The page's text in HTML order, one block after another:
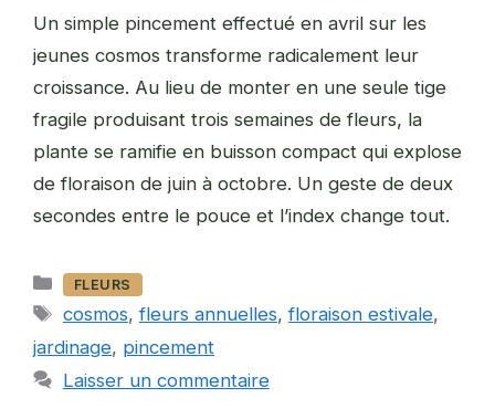
Un simple pincement effectué en avril sur les
jeunes cosmos transforme radicalement leur
croissance. Au lieu de monter en une seule tige
fragile produisant trois semaines de fleurs, la
plante se ramifie en buisson compact qui explose
de floraison de juin à octobre. Un geste de deux
secondes entre le pouce et l’index change tout.
Catégories
FLEURS
Étiquettes
cosmos,fleurs annuelles,floraison estivale,
jardinage, pincement
Laisser un commentaire